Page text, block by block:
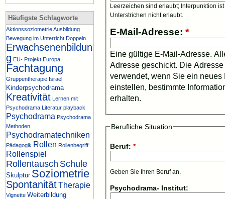
Leerzeichen sind erlaubt; Interpunktion
Unterstrichen nicht erlaubt.
E-Mail-Adresse: *
Eine gültige E-Mail-Adresse.
Adresse geschickt. Die
verwendet, wenn Sie ein
einstellen, bestimmte
erhalten.
Berufliche Situation
Beruf: *
Geben Sie Ihren Beruf an.
Psychodrama- Institut:
Häufigste Schlagworte
AktionssoziometrieAusbildung
Bewegung im Unterricht Doppeln
Erwachsenenbildun
g EU- Projekt Europa
Fachtagung
Gruppentherapie Israel
Kinderpsychodrama
Kreativität Lernen mit
Psychodrama Literatur playback
Psychodrama Psychodrama
Methoden
Psychodramatechniken
Pädagogik Rollen Rollenbegriff
Rollenspiel
Rollentausch Schule
Skulptur Soziometrie
SpontanitätTherapie
Vignette Weiterbildung